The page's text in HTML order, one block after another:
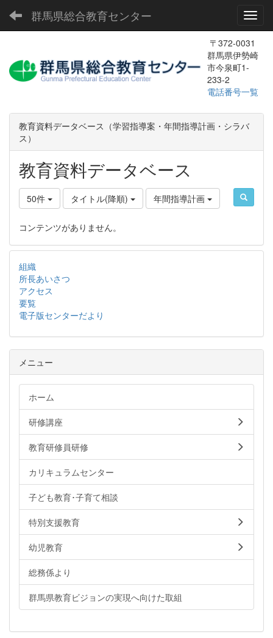
群馬県総合教育センター
〒372-0031
群馬県伊勢崎
市今泉町1-
233-2
電話番号一覧
教育資料データベース（学習指導案・年間指導計画・シラバ
ス）
教育資料データベース
50件 タイトル(降順) 年間指導計画
コンテンツがありません。
組織
所長あいさつ
アクセス
要覧
電子版センターだより
メニュー
ホーム
研修講座
教育研修員研修
カリキュラムセンター
子ども教育･子育て相談
特別支援教育
幼児教育
総務係より
群馬県教育ビジョンの実現へ向けた取組